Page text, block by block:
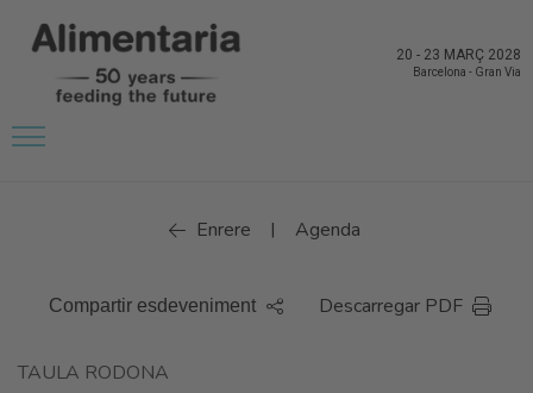
20 - 23 MARÇ 2028
Barcelona - Gran Via
Enrere | Agenda
Compartir esdeveniment Descarregar PDF
TAULA RODONA